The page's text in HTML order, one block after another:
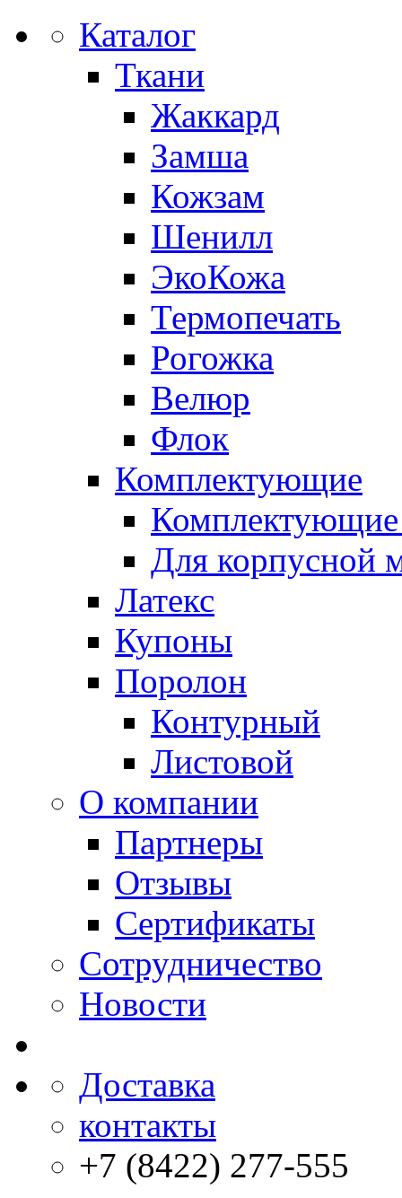
Каталог
Ткани
Жаккард
Замша
Кожзам
Шенилл
ЭкоКожа
Термопечать
Рогожка
Велюр
Флок
Комплектующие
Комплектующие
Для корпусной
Латекс
Купоны
Поролон
Контурный
Листовой
О компании
Партнеры
Отзывы
Сертификаты
Сотрудничество
Новости
Доставка
контакты
+7 (8422) 277-555